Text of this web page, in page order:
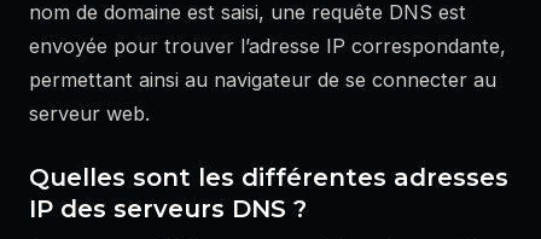
nom de domaine est saisi, une requête DNS est
envoyée pour trouver l’adresse IP correspondante,
permettant ainsi au navigateur de se connecter au
serveur web.
Quelles sont les différentes adresses
IP des serveurs DNS ?